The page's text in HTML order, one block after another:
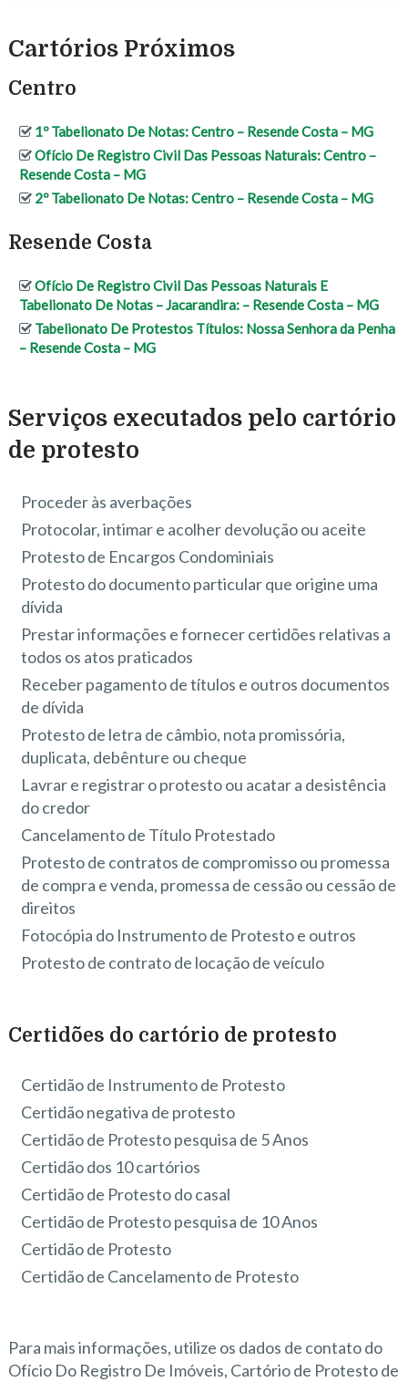
Cartórios Próximos
Centro
1º Tabelionato De Notas: Centro – Resende Costa – MG
Ofício De Registro Civil Das Pessoas Naturais: Centro –
Resende Costa – MG
2º Tabelionato De Notas: Centro – Resende Costa – MG
Resende Costa
Ofício De Registro Civil Das Pessoas Naturais E
Tabelionato De Notas – Jacarandira: – Resende Costa – MG
Tabelionato De Protestos Títulos: Nossa Senhora da Penha
– Resende Costa – MG
Serviços executados pelo cartório
de protesto
Proceder às averbações
Protocolar, intimar e acolher devolução ou aceite
Protesto de Encargos Condominiais
Protesto do documento particular que origine uma
dívida
Prestar informações e fornecer certidões relativas a
todos os atos praticados
Receber pagamento de títulos e outros documentos
de dívida
Protesto de letra de câmbio, nota promissória,
duplicata, debênture ou cheque
Lavrar e registrar o protesto ou acatar a desistência
do credor
Cancelamento de Título Protestado
Protesto de contratos de compromisso ou promessa
de compra e venda, promessa de cessão ou cessão de
direitos
Fotocópia do Instrumento de Protesto e outros
Protesto de contrato de locação de veículo
Certidões do cartório de protesto
Certidão de Instrumento de Protesto
Certidão negativa de protesto
Certidão de Protesto pesquisa de 5 Anos
Certidão dos 10 cartórios
Certidão de Protesto do casal
Certidão de Protesto pesquisa de 10 Anos
Certidão de Protesto
Certidão de Cancelamento de Protesto
Para mais informações, utilize os dados de contato do
Ofício Do Registro De Imóveis, Cartório de Protesto de